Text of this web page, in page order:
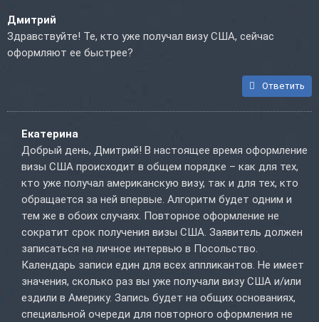
Дмитрий
Здравствуйте! Те, кто уже получал визу США, сейчас
оформляют ее быстрее?
Ответить
Екатерина
Добрый день, Дмитрий! В настоящее время оформление
визы США происходит в общем порядке – как для тех,
кто уже получал американскую визу, так и для тех, кто
обращается за ней впервые. Алгоритм будет одним и
тем же в обоих случаях. Повторное оформление не
сократит срок получения визы США. Заявитель должен
записаться на личное интервью в Посольство.
Календарь записи един для всех аппликантов. Не имеет
значения, сколько раз вы уже получали визу США и/или
ездили в Америку. Запись будет на общих основаниях,
специальной очереди для повторного оформления не